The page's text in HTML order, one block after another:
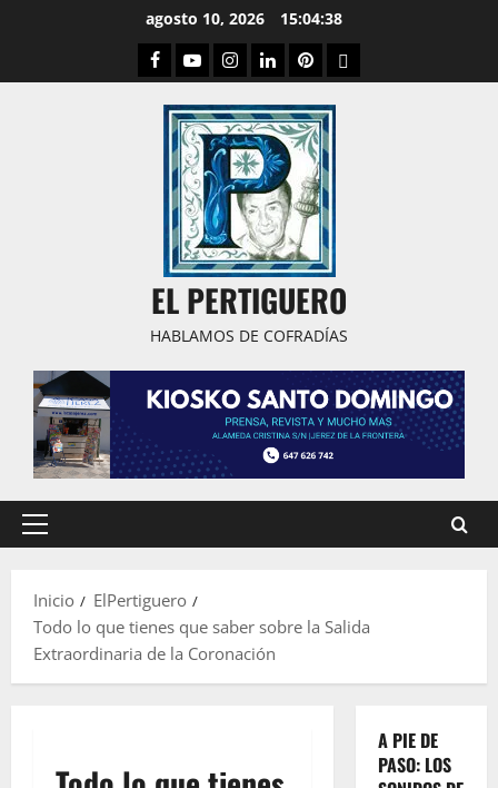
agosto 10, 2026 15:04:38
Facebook
YoutubeInstagram
LinkedPinterestDribbble
EL PERTIGUERO
HABLAMOS DE COFRADÍAS
Menú
Inicio
ElPertiguero
Todo lo que tienes que saber sobre la Salida
Extraordinaria de la Coronación
A PIE DE
PASO: LOS